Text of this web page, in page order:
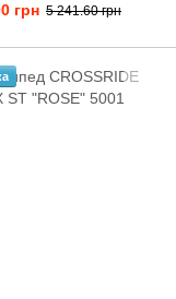
грн 5 241.60 грн